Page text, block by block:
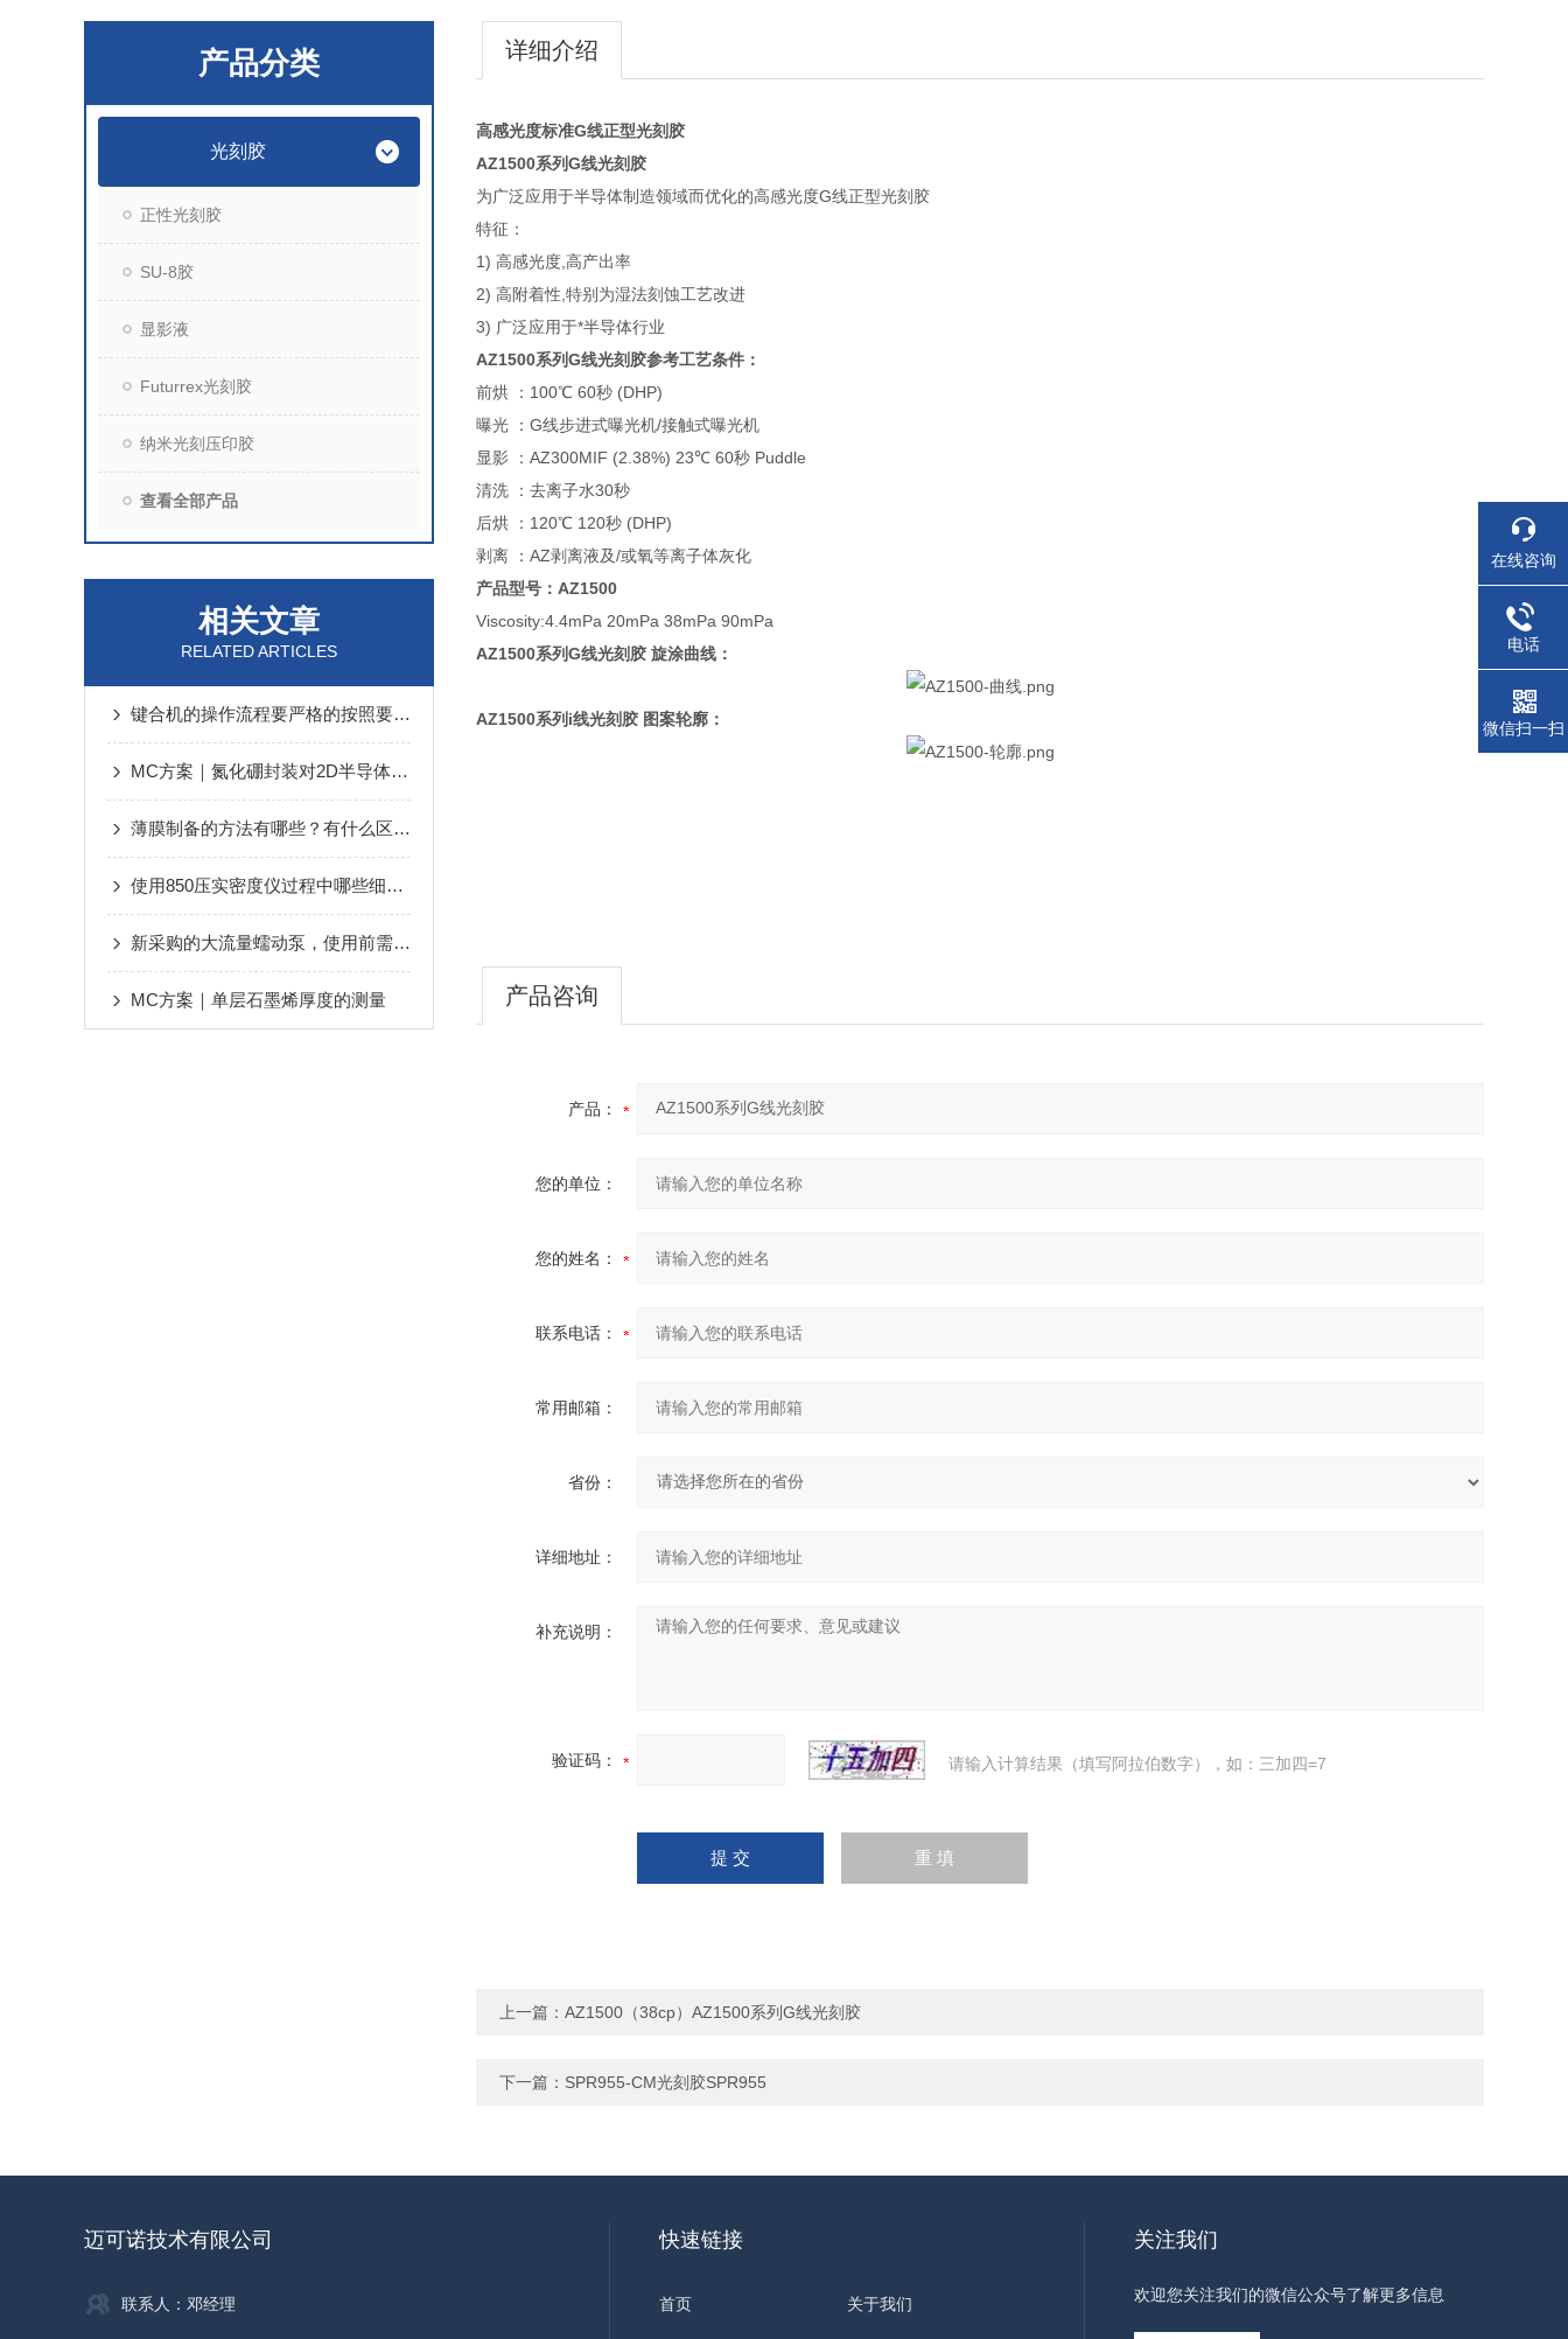
产品分类
光刻胶
正性光刻胶
SU-8胶
显影液
Futurrex光刻胶
纳米光刻压印胶
查看全部产品
相关文章
RELATED ARTICLES
键合机的操作流程要严格的按照要求来执行
MC方案｜氮化硼封装对2D半导体层等离子体处理的影响(上篇)
薄膜制备的方法有哪些？有什么区别呢？
使用850压实密度仪过程中哪些细节不容忽视
新采购的大流量蠕动泵，使用前需要进行一些必要的检查
MC方案｜单层石墨烯厚度的测量
详细介绍
高感光度标准G线正型光刻胶
AZ1500系列G线光刻胶
为广泛应用于半导体制造领域而优化的高感光度G线正型光刻胶
特征：
1) 高感光度 高产出率
2) 高附着性 特别为湿法刻蚀工艺改进
3) 广泛应用于*半导体行业
AZ1500系列G线光刻胶参考工艺条件：
前烘 ： 100℃ 60秒 (DHP)
曝光 ： G线步进式曝光机/接触式曝光机
显影 ： AZ300MIF (2.38%) 23℃ 60秒 Puddle
清洗 ：去离子水30秒
后烘 ： 120℃ 120秒 (DHP)
剥离 ： AZ剥离液及/或氧等离子体灰化
产品型号： AZ1500
Viscosity:4.4mPa 20mPa 38mPa 90mPa
AZ1500系列G线光刻胶 旋涂曲线：
AZ1500系列i线光刻胶 图案轮廓：
产品咨询
产品：
您的单位：
您的姓名：
联系电话：
常用邮箱：
省份：
详细地址：
补充说明：
验证码： 请输入计算结果（填写阿拉伯数字），如：三加四=7
上一篇： AZ1500（38cp）AZ1500系列G线光刻胶
下一篇： SPR955-CM光刻胶SPR955
迈可诺技术有限公司
联系人：邓经理
快速链接
首页 关于我们
关注我们
欢迎您关注我们的微信公众号了解更多信息
在线咨询
电话
微信扫一扫